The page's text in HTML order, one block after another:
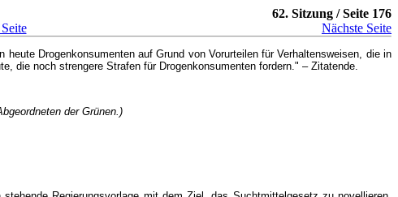
62. Sitzung / Seite 176
Nächste Seite
Drogenkonsumenten auf Grund von Vorurteilen für Verhaltensweisen, die in
die noch strengere Strafen für Drogenkonsumenten fordern." – Zitatende.
der Grünen.)